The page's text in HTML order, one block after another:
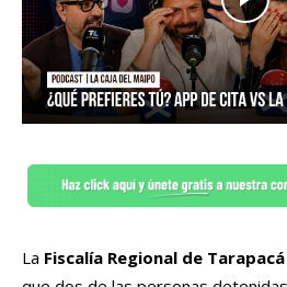
La Fiscalía Regional de Tarapacá